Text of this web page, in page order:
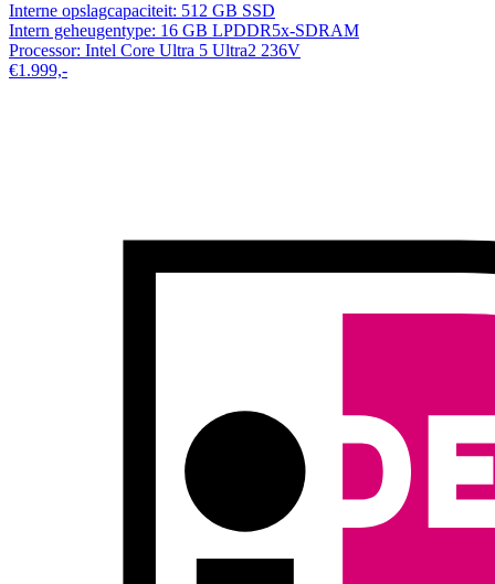
Interne opslagcapaciteit: 512 GB SSD
Intern geheugentype: 16 GB LPDDR5x-SDRAM
Processor: Intel Core Ultra 5 Ultra2 236V
€1.999,-